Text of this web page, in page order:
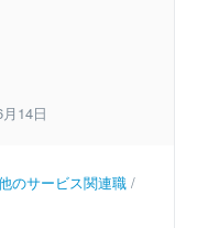
14日
のサービス関連職 /